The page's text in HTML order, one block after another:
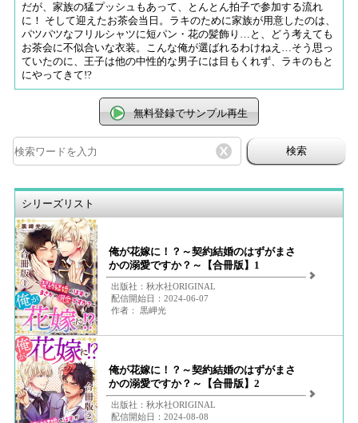
だが、家族の猛プッシュもあって、とんとん拍子で参加する流れ
に！ そして迎えたお茶会当日。ラキのために家族が用意したのは、
パツパツなフリルシャツに短パン・花の髪飾り…と、どう考えても
お茶会に不似合いな衣装。こんな俺が選ばれるわけねえ…そう思っ
ていたのに、王子は他の中性的な男子には目もくれず、ラキのもと
にやってきて!?
無料登録でサンプル再生
検索
シリーズリスト
俺が花嫁に！？～契約結婚のはずがまさ
かの溺愛ですか？～【合冊版】1
出版社：秋水社ORIGINAL
配信開始日：2024-06-07
作者： 黒岬光
俺が花嫁に！？～契約結婚のはずがまさ
かの溺愛ですか？～【合冊版】2
出版社：秋水社ORIGINAL
配信開始日：2024-08-08